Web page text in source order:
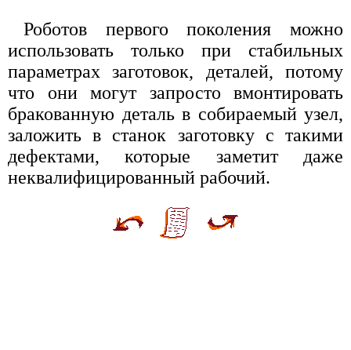
Роботов первого поколения можно
использовать только при стабильных
параметрах заготовок, деталей, потому
что они могут запросто вмонтировать
бракованную деталь в собираемый узел,
заложить в станок заготовку с такими
дефектами, которые заметит даже
неквалифицированный рабочий.